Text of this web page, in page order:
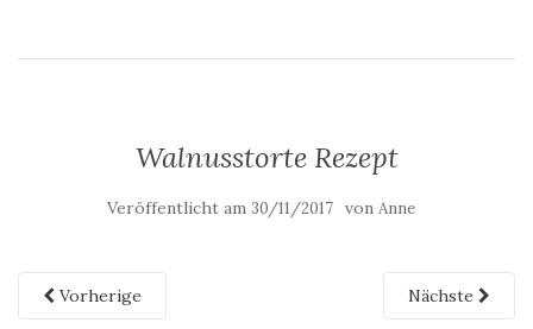
Walnusstorte Rezept
Veröffentlicht am 30/11/2017 von Anne
Vorherige Nächste